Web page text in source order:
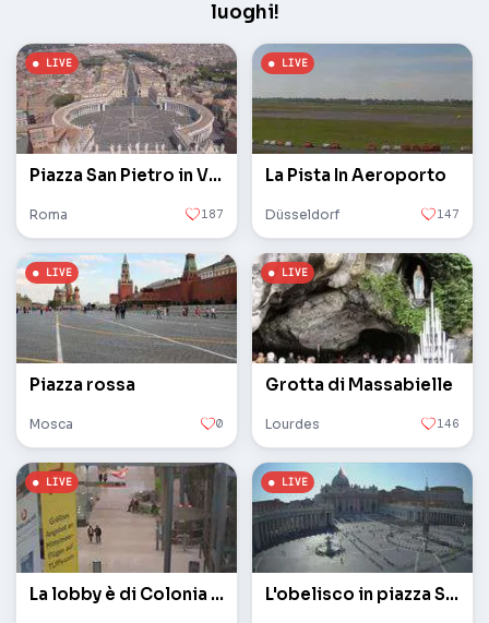
luoghi!
Piazza San Pietro in Vaticano
Roma 187
La Pista In Aeroporto
Düsseldorf 147
Piazza rossa
Mosca 0
Grotta di Massabielle
Lourdes 146
La lobby è di Colonia / Bonn L'obelisco in piazza San Pietro in Vaticano